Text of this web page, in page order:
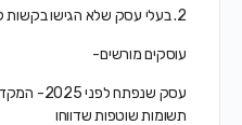
2. בעלי עסק שלא הגישו בקשות לפיצויים בתקופות קודמות-
עוסקים מורשים-
תשומות שוטפות שדווחו